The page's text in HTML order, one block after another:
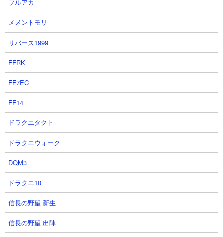
６．ワルプルギスの夜 舞台装置の魔女 XX周目 無
課金3種攻略
【出撃メンバー】
ブルアカ
メメントモリ
リバース1999
FFRK
FF7EC
FF14
ドラクエタクト
ドラクエウォーク
DQM3
ドラクエ10
信長の野望 新生
信長の野望 出陣